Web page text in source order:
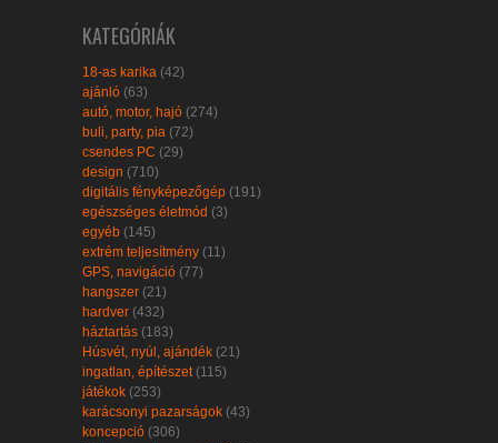
KATEGÓRIÁK
18-as karika (42)
ajánló (63)
autó, motor, hajó (274)
buli, party, pia (72)
csendes PC (29)
design (710)
digitális fényképezőgép (191)
egészséges életmód (3)
egyéb (145)
extrém teljesítmény (11)
GPS, navigáció (77)
hangszer (21)
hardver (432)
háztartás (183)
Húsvét, nyúl, ajándék (21)
ingatlan, építészet(115)
játékok (253)
karácsonyi pazarságok (43)
koncepció (306)